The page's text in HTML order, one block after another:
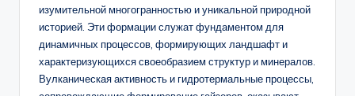
изумительной многогранностью и уникальной природной
историей. Эти формации служат фундаментом для
динамичных процессов, формирующих ландшафт и
характеризующихся своеобразием структур и минералов.
Вулканическая активность и гидротермальные процессы,